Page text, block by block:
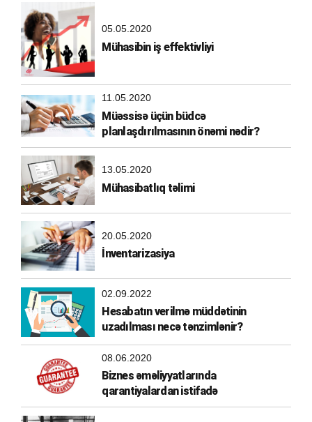
05.05.2020
Mühasibin iş effektivliyi
11.05.2020
Müəssisə üçün büdcə
planlaşdırılmasının önəmi nədir?
13.05.2020
Mühasibatlıq təlimi
20.05.2020
İnventarizasiya
02.09.2022
Hesabatın verilmə müddətinin
uzadılması necə tənzimlənir?
08.06.2020
Biznes əməliyyatlarında
qarantiyalardan istifadə